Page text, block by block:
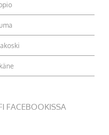
FACEBOOKISSA